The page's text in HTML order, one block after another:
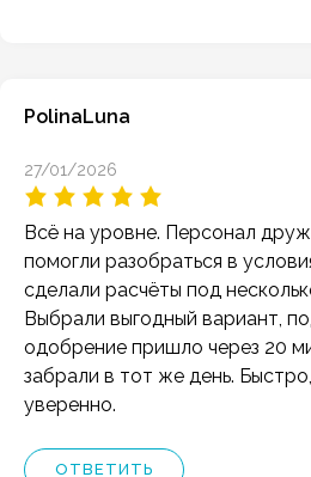
PolinaLuna
27/01/2026
Всё на уровне. Персонал
помогли разобраться в
сделали расчёты под
Выбрали выгодный вариант,
одобрение пришло через 20
забрали в тот же день.
уверенно.
ОТВЕТИТЬ